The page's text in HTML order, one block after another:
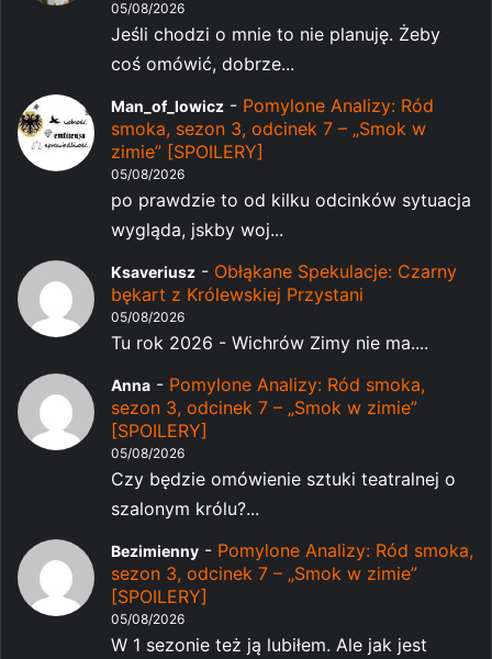
05/08/2026
Jeśli chodzi o mnie to nie planuję. Żeby
coś omówić, dobrze...
Man_of_lowicz - Pomylone Analizy: Ród
smoka, sezon 3, odcinek 7 – „Smok w
zimie” [SPOILERY]
05/08/2026
po prawdzie to od kilku odcinków sytuacja
wygląda, jskby woj...
Ksaveriusz - Obłąkane Spekulacje: Czarny
bękart z Królewskiej Przystani
05/08/2026
Tu rok 2026 - Wichrów Zimy nie ma....
Anna - Pomylone Analizy: Ród smoka,
sezon 3, odcinek 7 – „Smok w zimie”
[SPOILERY]
05/08/2026
Czy będzie omówienie sztuki teatralnej o
szalonym królu?...
Bezimienny - Pomylone Analizy: Ród smoka,
sezon 3, odcinek 7 – „Smok w zimie”
[SPOILERY]
05/08/2026
W 1 sezonie też ją lubiłem. Ale jak jest